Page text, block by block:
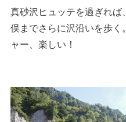
真砂沢ヒュッテを過ぎれ
俣までさらに沢沿いを歩
ャー、楽しい！